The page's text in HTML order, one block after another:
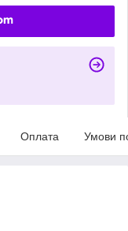
Оплата Умови